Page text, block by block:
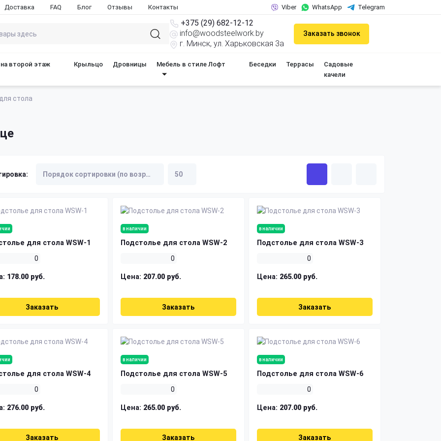
Доставка FAQ Блог Отзывы Контакты Viber WhatsApp Telegram
+375 (29) 682-12-12
info@woodsteelwork.by
г. Минск, ул. Харьковская 3а
Заказать звонок
второй этаж Крыльцо Дровницы Мебель в стиле Лофт Беседки Террасы
Садовые
качели
стола
для стола WSW-1
0
178.00 руб.
Заказать
в наличии
Подстолье для стола WSW-2
0
Цена: 207.00 руб.
Заказать
в наличии
Подстолье для стола WSW-3
0
Цена: 265.00 руб.
Заказать
для стола WSW-4
0
276.00 руб.
Заказать
в наличии
Подстолье для стола WSW-5
0
Цена: 265.00 руб.
Заказать
в наличии
Подстолье для стола WSW-6
0
Цена: 207.00 руб.
Заказать